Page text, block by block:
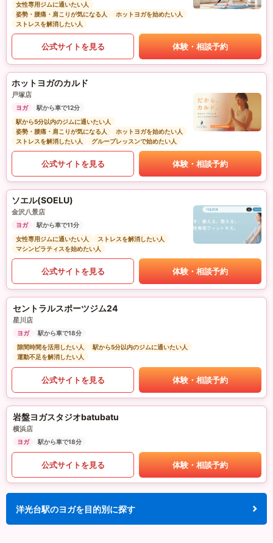
女性専用ジムに通いたい人
姿勢・腰痛・肩こりが気になる人
ホットヨガを始めたい人
ストレスを解消したい人
公式サイトを見る 体験・相談予約
ホットヨガのカルド
戸塚店
ヨガ
駅から車で12分
駅から5分以内のジムに通いたい人
姿勢・腰痛・肩こりが気になる人
ホットヨガを始めたい人
ストレスを解消したい人
グループレッスンで始めたい人
公式サイトを見る 体験・相談予約
ソエル(SOELU)
金沢八景店
ヨガ
駅から車で11分
女性専用ジムに通いたい人
ストレスを解消したい人
マシンピラティスを始めたい人
公式サイトを見る 体験・相談予約
セントラルスポーツジム24
星川店
ヨガ
駅から車で18分
隙間時間を活用したい人
駅から5分以内のジムに通いたい人
運動不足を解消したい人
公式サイトを見る 体験・相談予約
岩盤ヨガスタジオbatubatu
横浜店
ヨガ 駅から車で18分
公式サイトを見る 体験・相談予約
洋光台駅のヨガを目的別に探す